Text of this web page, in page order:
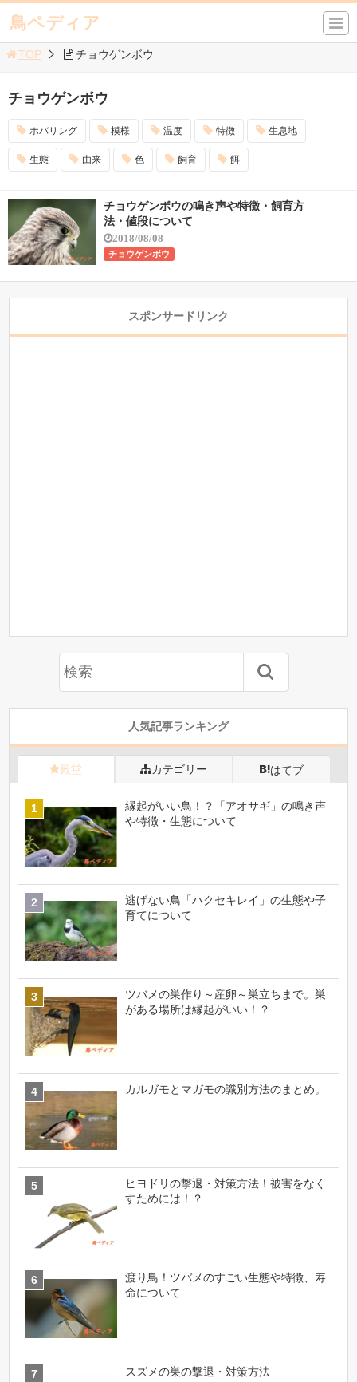
鳥ペディア
TOP チョウゲンボウ
チョウゲンボウ
ホバリング 模様 温度 特徴 生息地
生態 由来 色 飼育 餌
チョウゲンボウの鳴き声や特徴・飼育方
法・値段について
2018/08/08
チョウゲンボウ
スポンサードリンク
人気記事ランキング
殿堂 カテゴリー はてブ
縁起がいい鳥！？「アオサギ」の鳴き声
や特徴・生態について
逃げない鳥「ハクセキレイ」の生態や子
育てについて
ツバメの巣作り～産卵～巣立ちまで。巣
がある場所は縁起がいい！？
カルガモとマガモの識別方法のまとめ。
ヒヨドリの撃退・対策方法！被害をなく
すためには！？
渡り鳥！ツバメのすごい生態や特徴、寿
命について
スズメの巣の撃退・対策方法